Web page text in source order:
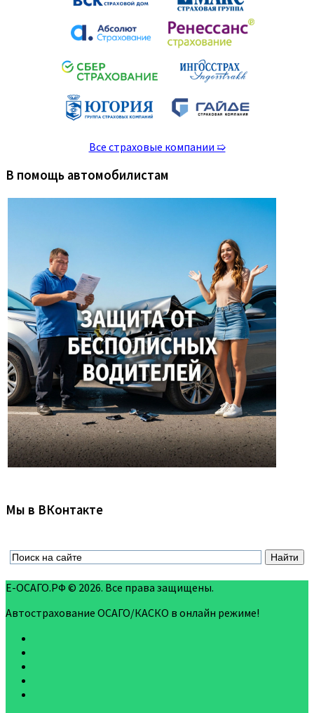
Все страховые компании ➯
В помощь автомобилистам
Мы в ВКонтакте
Е-ОСАГО.РФ © 2026. Все права защищены.
Автострахование ОСАГО/КАСКО в онлайн режиме!